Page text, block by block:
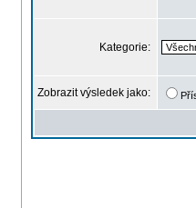
Kategorie:
Zobrazit výsledek jako: